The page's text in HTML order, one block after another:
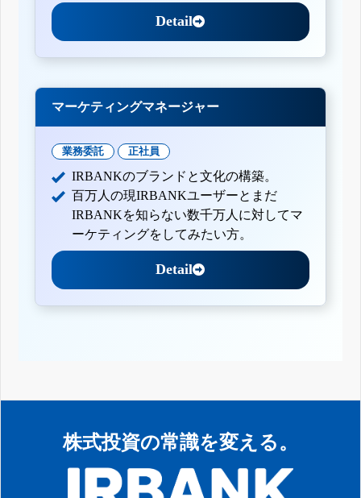
Detail
マーケティングマネージャー
業務委託 正社員
IRBANKのブランドと文化の構築。
百万人の現IRBANKユーザーとまだ
IRBANKを知らない数千万人に対してマ
ーケティングをしてみたい方。
Detail
株式投資の常識を変える。